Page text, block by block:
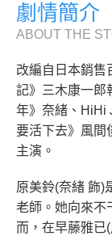
劇情簡介
ABOUT THE
改編自日本銷售
記》三木康一郎
年》奈緒、HiHi
要活下去》風間
主演。
原美鈴(奈緒 飾)
老師。她向來不
而，在早藤雅已